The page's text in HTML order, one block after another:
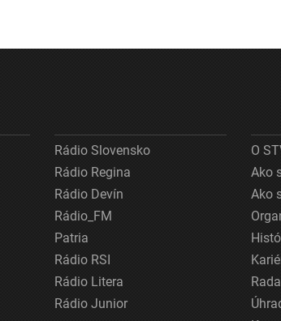
Rádio Slovensko
Rádio Regina
Rádio Devín
Rádio_FM
Patria
Rádio RSI
Rádio Litera
Rádio Junior
O
Ako
Ako
Rada